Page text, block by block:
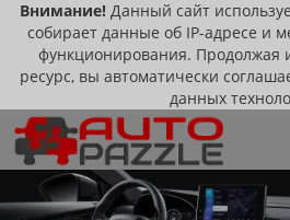
Внимание! Данный сайт
собирает данные об IP-адресе и
функционирования. Продолжая
ресурс, вы автоматически
данных